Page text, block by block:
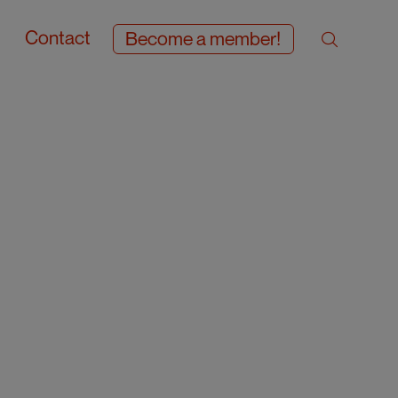
Contact Become a member!